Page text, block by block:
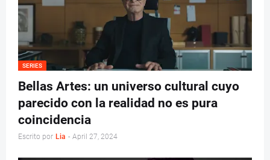
SERIES
Bellas Artes: un universo cultural cuyo
parecido con la realidad no es pura
coincidencia
Escrito por Lia - April 27, 2024